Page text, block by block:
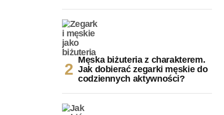
Męska biżuteria z charakterem.
Jak dobierać zegarki męskie do
codziennych aktywności?